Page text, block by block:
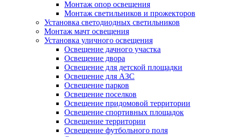
Монтаж опор освещения
Монтаж светильников и прожекторов
Установка светодиодных светильников
Монтаж мачт освещения
Установка уличного освещения
Освещение дачного участка
Освещение двора
Освещение для детской площадки
Освещение для АЗС
Освещение парков
Освещение поселков
Освещение придомовой территории
Освещение спортивных площадок
Освещение территории
Освещение футбольного поля